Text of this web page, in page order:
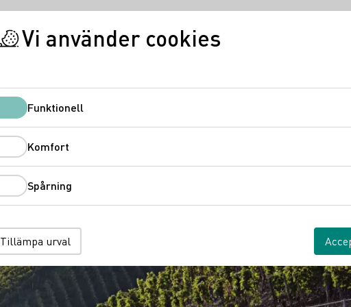
Vi använder cookies
FunktionellFunktionell
Komfort
Spårning
Tillämpa urval